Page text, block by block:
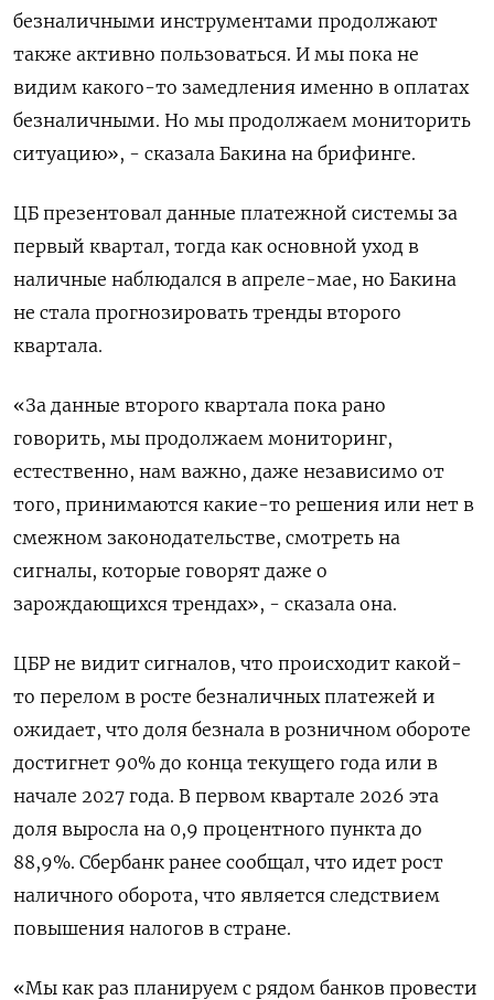
безналичными инструментами продолжают
также активно пользоваться. И мы пока не
видим ‌какого-то замедления именно в оплатах
безналичными. Но мы продолжаем мониторить
ситуацию», - сказала Бакина на брифинге.
ЦБ презентовал данные платежной системы за
первый квартал, тогда как основной уход в ​
наличные наблюдался в апреле-мае, ​но Бакина
не стала ‌прогнозировать тренды второго
квартала.
«За данные второго квартала пока рано
говорить, мы продолжаем мониторинг,
естественно, нам ​важно, даже независимо от
того, принимаются какие-то решения или нет в
смежном законодательстве, смотреть на
сигналы, которые говорят даже о
зарождающихся трендах», - сказала она.
ЦБР не видит сигналов, что происходит какой-
то перелом в росте безналичных платежей и
ожидает, что доля безнала в розничном обороте
достигнет 90% до конца текущего года или в
начале 2027 года. В первом квартале 2026 эта
доля выросла на 0,9 процентного пункта ​до
88,9%. Сбербанк ранее сообщал, ⁠что идет рост
наличного оборота, что является следствием
повышения налогов в стране.
«Мы как раз планируем с рядом банков провести